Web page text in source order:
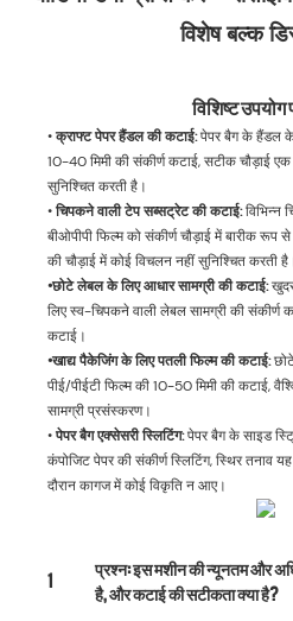
विशेष बल्क
विशिष्ट उपयोग
•क्राफ्ट पेपर हैंडल की कटाई:पेपर बैग के हैंडल के
10-40 मिमी की संकीर्ण कटाई, सटीक चौड़ाई
सुनिश्चित करती है।
•चिपकने वाली टेप सब्सट्रेट की कटाई:विभिन्न
बीओपीपी फिल्म को संकीर्ण चौड़ाई में बारीक रूप
की चौड़ाई में कोई विचलन नहीं सुनिश्चित करती
•छोटे लेबल के लिए आधार सामग्री की कटाई:
लिए स्व-चिपकने वाली लेबल सामग्री की संकीर्ण
कटाई।
•खाद्य पैकेजिंग के लिए पतली फिल्म की कटाई:
पीई/पीईटी फिल्म की 10-50 मिमी की कटाई,
सामग्री प्रसंस्करण।
•पेपर बैग एक्सेसरी स्लिटिंग:पेपर बैग के साइड
कंपोजिट पेपर की संकीर्ण स्लिटिंग, स्थिर तनाव
दौरान कागज में कोई विकृति न आए।
1
प्रश्न: इस मशीन की न्यूनतम और
है, और कटाई की सटीकता क्या है?